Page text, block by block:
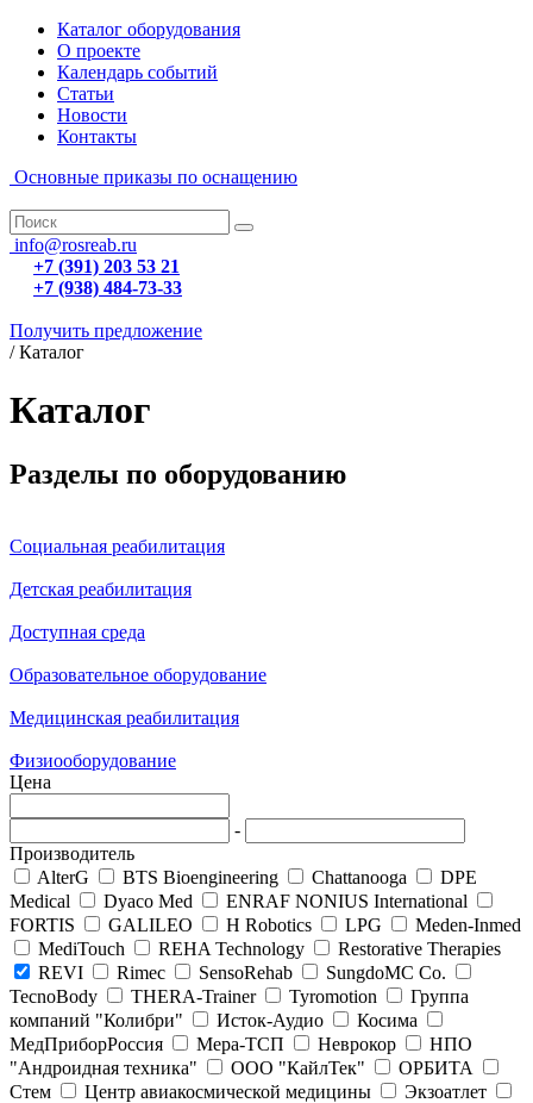
Каталог оборудования
О проекте
Календарь событий
Статьи
Новости
Контакты
Основные приказы по оснащению
info@rosreab.ru
+7 (391) 203 53 21
+7 (938) 484-73-33
Получить предложение
/ Каталог
Каталог
Разделы по оборудованию
Социальная реабилитация
Детская реабилитация
Доступная среда
Образовательное оборудование
Медицинская реабилитация
Физиооборудование
Цена
-
Производитель
AlterG
BTS Bioengineering Chattanooga
DPE
Medical
Dyaco Med
ENRAF NONIUS International
FORTIS
GALILEO H Robotics LPG
Meden-Inmed
MediTouch
REHA Technology
Restorative Therapies
REVI
Rimec SensoRehab
SungdoMC Со.
TecnoBody
THERA-Trainer Tyromotion
Группа
компаний "Колибри"
Исток-Аудио
Косима
МедПриборРоссия
Мера-ТСП Неврокор
НПО
"Андроидная техника"
ООО "КайлТек"
ОРБИТА
Стем
Центр авиакосмической медицины
Экзоатлет